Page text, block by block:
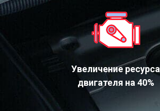
Увеличение ресурса
двигателя на 40%